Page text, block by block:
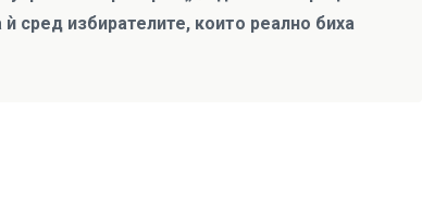
сред избирателите, които реално биха